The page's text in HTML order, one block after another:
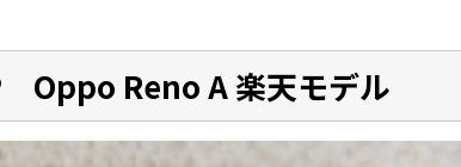
Oppo Reno A 楽天モデル